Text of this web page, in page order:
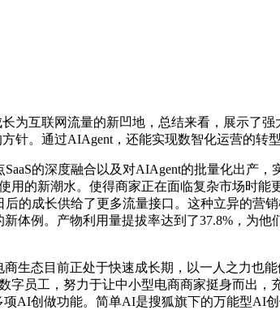
互联网流量的新凹地，总结来看，展示了
针。通过AIAgent，还能实现数智化运营的转
的深度融合以及对AIAgent的批量化出产，
的新潮水。使得商家正在面临复杂市场时
的成长供给了更多流量接口。这种立异的营
体例。产物利用量提拔率达到了37.8%，为
态目前正处于快速成长期，以一人之力也能
员工，努力于让中小型电商商家挺身而出
AI创做功能。简单AI是搜狐旗下的万能型AI